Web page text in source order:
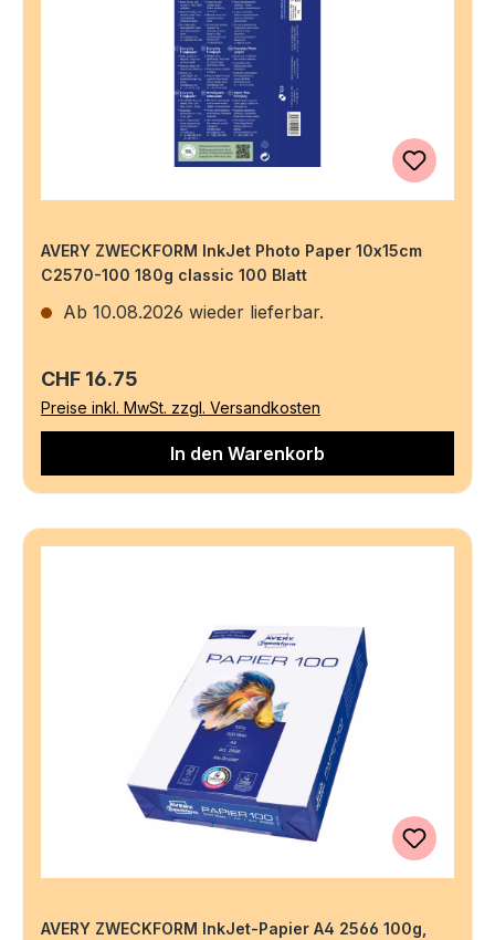
AVERY ZWECKFORM InkJet Photo Paper 10x15cm
C2570-100 180g classic 100 Blatt
Ab 10.08.2026 wieder lieferbar.
Regulärer Preis:
CHF 16.75
Preise inkl. MwSt. zzgl. Versandkosten
In den Warenkorb
AVERY ZWECKFORM InkJet-Papier A4 2566 100g,